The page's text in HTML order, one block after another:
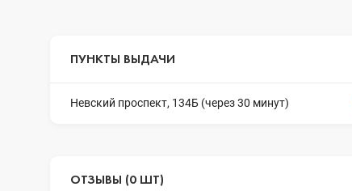
ПУНКТЫ ВЫДАЧИ
Невский проспект, 134Б (через 30 минут)
ОТЗЫВЫ (0 ШТ)